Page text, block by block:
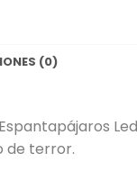
(0)
de terror.